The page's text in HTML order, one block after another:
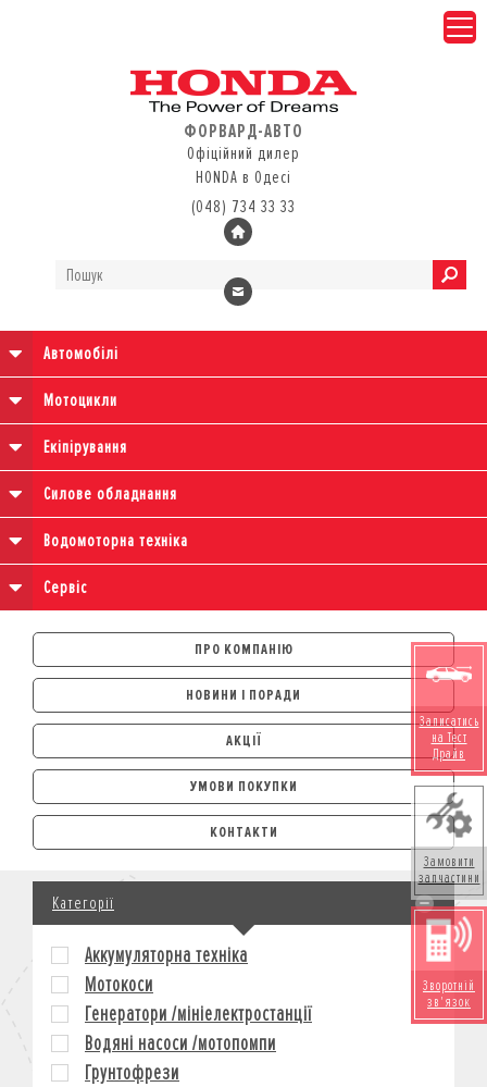
ФОРВАРД-АВТО
Офіційний дилер
HONDA в Одесі
(048) 734 33 33
Автомобілі
Мотоцикли
Екіпірування
Силове обладнання
Водомоторна техніка
Сервіс
ПРО КОМПАНІЮ
НОВИНИ І ПОРАДИ
АКЦІЇ
УМОВИ ПОКУПКИ
АВТОМОБІЛІ
ЛІЗИНГ
КРЕДИТ
СТРАХУВАННЯ
КОРПОРАТИВНИМ КЛІЄНТАМ
МОТОЦИКЛИ
КРЕДИТ
СТРАХУВАННЯ
КОРПОРАТИВНИМ КЛІЄНТАМ
КОНТАКТИ
Записатись
на Тест
Драйв
Замовити
запчастини
Зворотній
зв'язок
Категорії
Аккумуляторна техніка
Мотокоси
Генератори /мініелектростанції
Водяні насоси /мотопомпи
Грунтофрези